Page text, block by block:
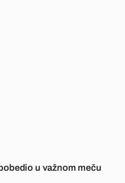
u važnom meču